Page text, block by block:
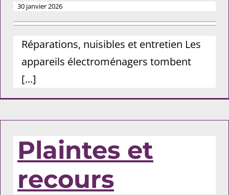
30 janvier 2026
Réparations, nuisibles et entretien Les
appareils électroménagers tombent
[...]
Plaintes et
recours